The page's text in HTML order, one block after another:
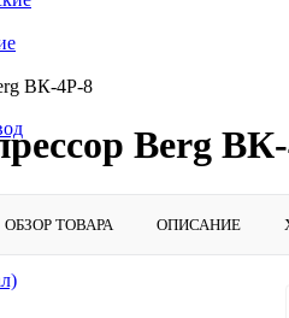
ВК-4Р-8
Berg
ОБЗОР ТОВАРА ОПИСАНИЕ